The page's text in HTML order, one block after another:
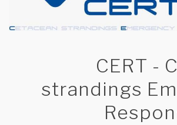
CERT -
strandings